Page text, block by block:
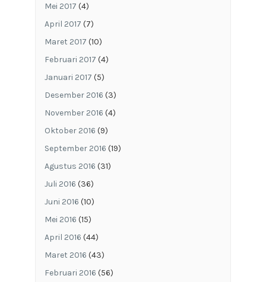
Mei 2017 (4)
April 2017 (7)
Maret 2017 (10)
Februari 2017 (4)
Januari 2017 (5)
Desember 2016 (3)
November 2016 (4)
Oktober 2016 (9)
September 2016 (19)
Agustus 2016 (31)
Juli 2016 (36)
Juni 2016 (10)
Mei 2016 (15)
April 2016 (44)
Maret 2016 (43)
Februari 2016 (56)